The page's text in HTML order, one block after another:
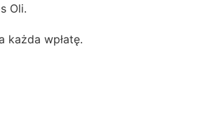
Oli.
każda wpłatę.